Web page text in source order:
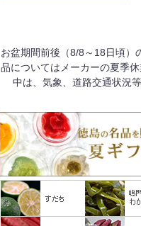
お盆期間前後（8/8～18日頃）
品についてはメーカーの夏季
中は、気象、道路交通状況